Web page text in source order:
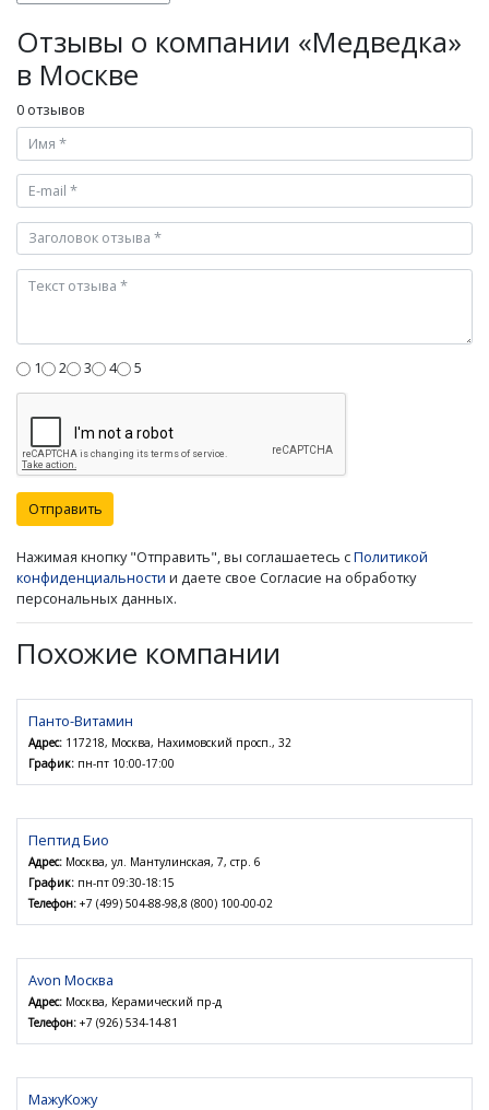
Отзывы о компании «Медведка»
в Москве
0 отзывов
1 2 3 4 5
Отправить
Нажимая кнопку "Отправить", вы соглашаетесь сПолитикой
конфиденциальности и даете свое Согласие на обработку
персональных данных.
Похожие компании
Панто-Витамин
Адрес: 117218, Москва, Нахимовский просп., 32
График: пн-пт 10:00-17:00
Пептид Био
Адрес: Москва, ул. Мантулинская, 7, стр. 6
График: пн-пт 09:30-18:15
Телефон: +7 (499) 504-88-98,8 (800) 100-00-02
Avon Москва
Адрес: Москва, Керамический пр-д
Телефон: +7 (926) 534-14-81
МажуКожу